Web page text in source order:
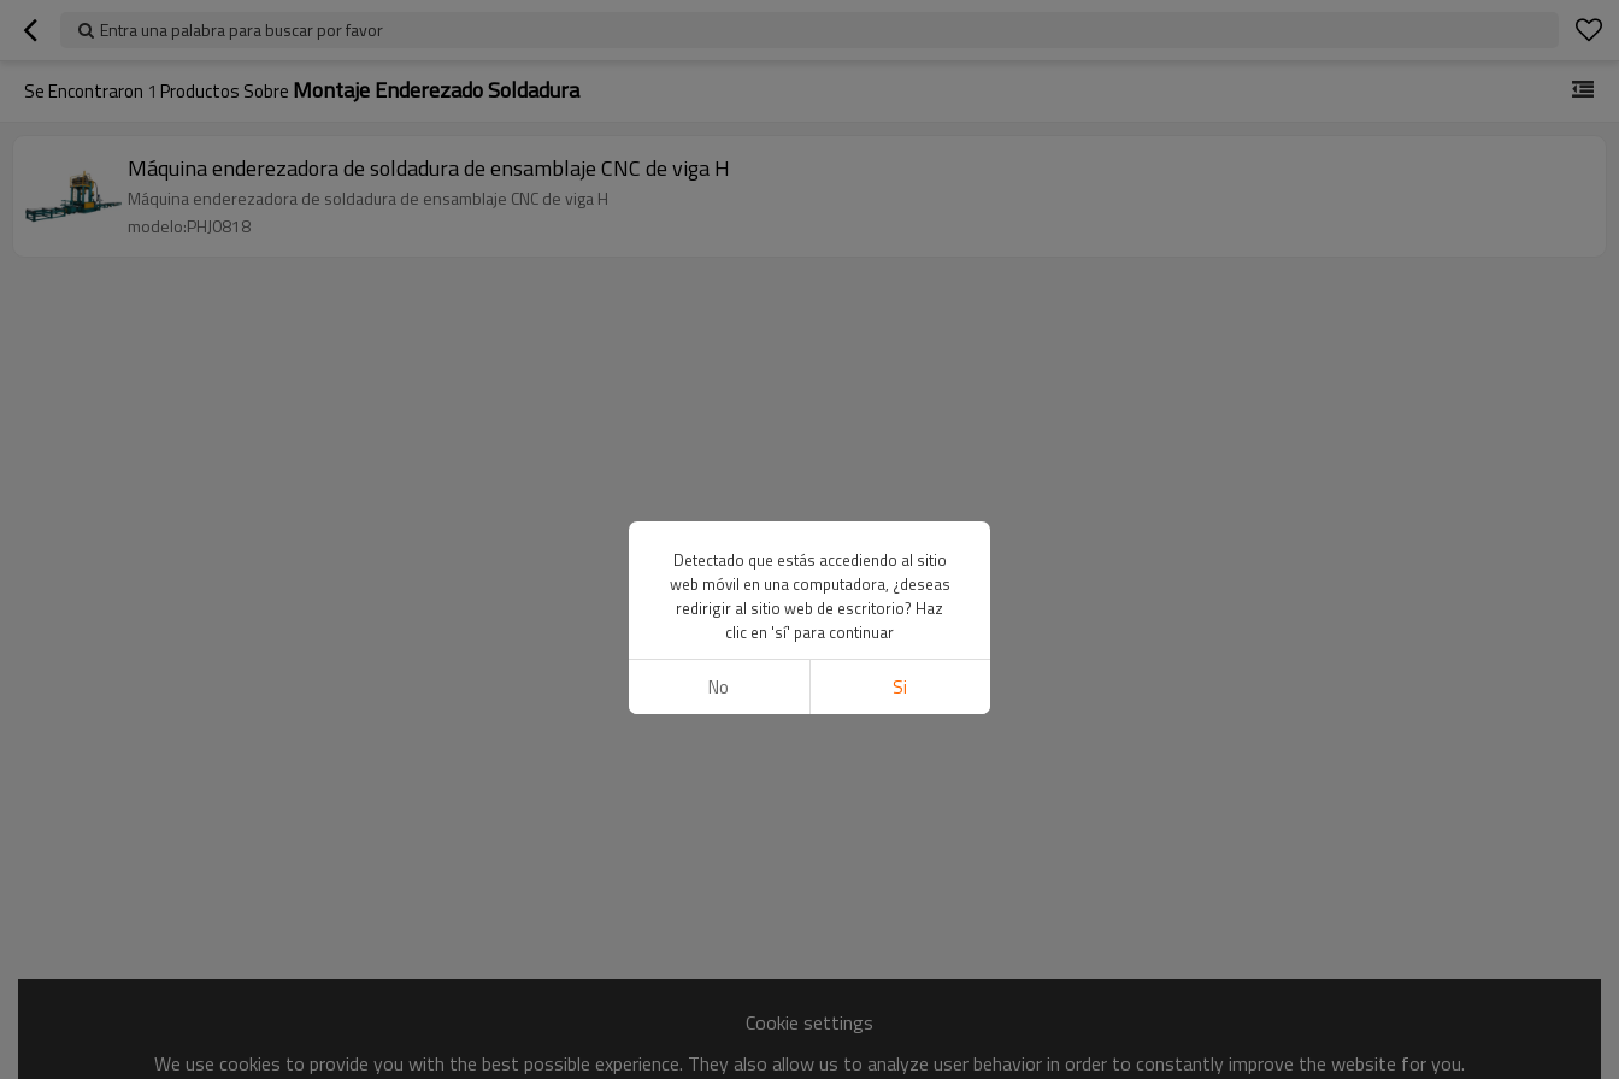
Entra una palabra para buscar por favor
Se Encontraron 1 Productos Sobre Montaje Enderezado Soldadura
Máquina enderezadora de soldadura de ensamblaje CNC de viga H
Máquina enderezadora de soldadura de ensamblaje CNC de viga H
modelo:PHJ0818
Cookie settings
We use cookies to provide you with the best possible experience. They also allow us to analyze user behavior in order to constantly improve the website for you.
Detectado que estás accediendo al sitio
web móvil en una computadora, ¿deseas
redirigir al sitio web de escritorio? Haz
clic en 'sí' para continuar
No Si